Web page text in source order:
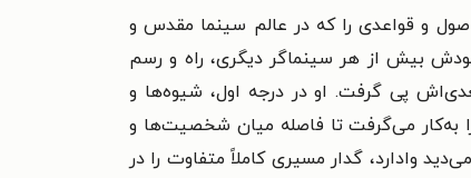
و قواعدی را که در عالم سینما مقدس و
خودش بیش از هر سینماگر دیگری، راه و رسم
پی گرفت. او در درجه اول، شیوه‌ها و
به‌کار می‌گرفت تا فاصله میان شخصیت‌ها و
وادارد، گدار مسیری کاملاً متفاوت را در